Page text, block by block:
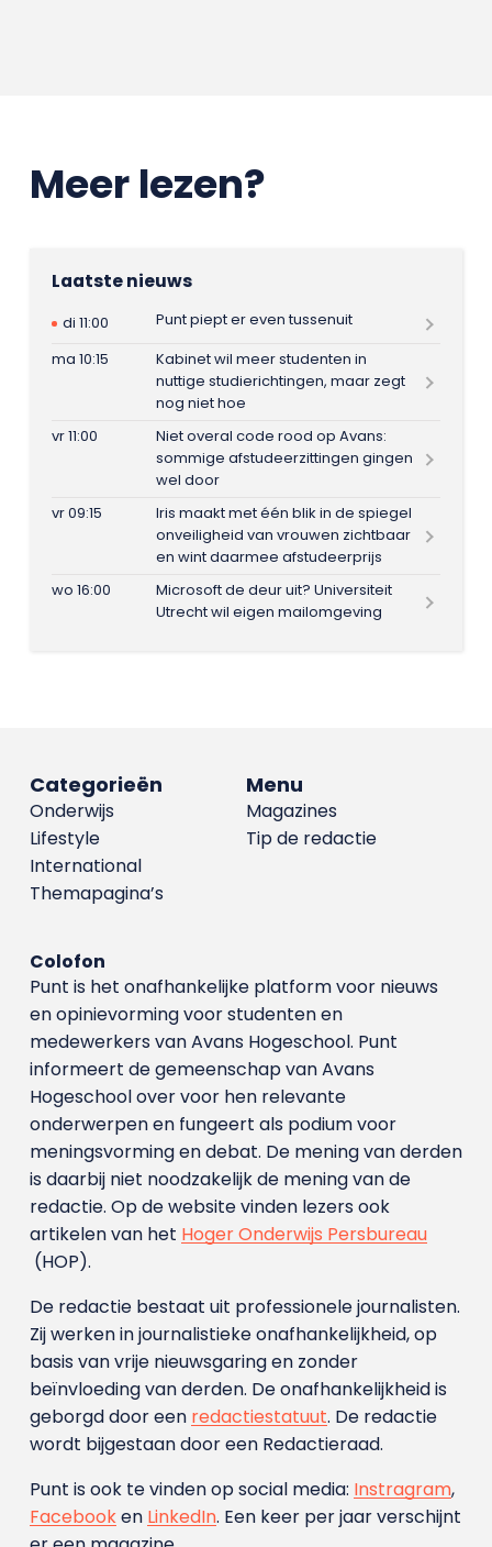
Meer lezen?
Laatste nieuws
di 11:00
Punt piept er even tussenuit
ma 10:15
Kabinet wil meer studenten in
nuttige studierichtingen, maar zegt
nog niet hoe
vr 11:00
Niet overal code rood op Avans:
sommige afstudeerzittingen gingen
wel door
vr 09:15
Iris maakt met één blik in de spiegel
onveiligheid van vrouwen zichtbaar
en wint daarmee afstudeerprijs
wo 16:00
Microsoft de deur uit? Universiteit
Utrecht wil eigen mailomgeving
Menu
Magazines
Tip de redactie
Categorieën
Onderwijs
Lifestyle
International
Themapagina’s
Colofon
Punt is het onafhankelijke platform voor nieuws
en opinievorming voor studenten en
medewerkers van Avans Hoge­school. Punt
informeert de gemeenschap van Avans
Hogeschool over voor hen relevante
onderwerpen en fungeert als podium voor
meningsvorming en debat. De mening van derden
is daarbij niet noodzakelijk de mening van de
redactie. Op de website vinden lezers ook
artikelen van het Hoger Onderwijs Persbureau
(HOP).
De redactie bestaat uit professionele journalisten.
Zij werken in journalistieke onafhankelijkheid, op
basis van vrije nieuwsgaring en zonder
beïnvloeding van derden. De onafhankelijkheid is
geborgd door een redactiestatuut. De redactie
wordt bijgestaan door een Redactieraad.
Punt is ook te vinden op social media: Instragram,
Facebooken LinkedIn. Een keer per jaar verschijnt